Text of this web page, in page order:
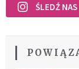
ŚLEDŹ